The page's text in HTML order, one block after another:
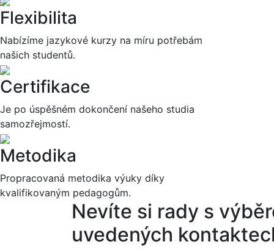
Flexibilita
Nabízíme jazykové kurzy na míru potřebám
našich studentů.
Certifikace
Je po úspěšném dokončení našeho studia
samozřejmostí.
Metodika
Propracovaná metodika výuky díky
kvalifikovaným pedagogům.
Nevíte si rady s
uvedených